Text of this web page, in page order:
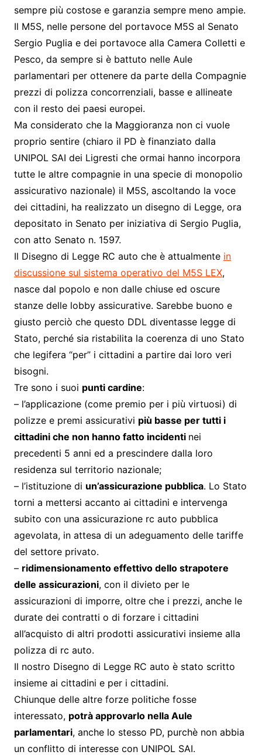
sempre più costose e garanzia sempre meno ampie.
Il M5S, nelle persone del portavoce M5S al Senato
Sergio Puglia e dei portavoce alla Camera Colletti e
Pesco, da sempre si è battuto nelle Aule
parlamentari per ottenere da parte della Compagnie
prezzi di polizza concorrenziali, basse e allineate
con il resto dei paesi europei.
Ma considerato che la Maggioranza non ci vuole
proprio sentire (chiaro il PD è finanziato dalla
UNIPOL SAI dei Ligresti che ormai hanno incorpora
tutte le altre compagnie in una specie di monopolio
assicurativo nazionale) il M5S, ascoltando la voce
dei cittadini, ha realizzato un disegno di Legge, ora
depositato in Senato per iniziativa di Sergio Puglia,
con atto Senato n. 1597.
Il Disegno di Legge RC auto che è attualmente in
discussione sul sistema operativo del M5S LEX,
nasce dal popolo e non dalle chiuse ed oscure
stanze delle lobby assicurative. Sarebbe buono e
giusto perciò che questo DDL diventasse legge di
Stato, perché sia ristabilita la coerenza di uno Stato
che legifera “per” i cittadini a partire dai loro veri
bisogni.
Tre sono i suoi punti cardine:
– l’applicazione (come premio per i più virtuosi) di
polizze e premi assicurativi più basse per tutti i
cittadini che non hanno fatto incidenti nei
precedenti 5 anni ed a prescindere dalla loro
residenza sul territorio nazionale;
– l’istituzione di un’assicurazione pubblica. Lo Stato
torni a mettersi accanto ai cittadini e intervenga
subito con una assicurazione rc auto pubblica
agevolata, in attesa di un adeguamento delle tariffe
del settore privato.
– ridimensionamento effettivo dello strapotere
delle assicurazioni, con il divieto per le
assicurazioni di imporre, oltre che i prezzi, anche le
durate dei contratti o di forzare i cittadini
all’acquisto di altri prodotti assicurativi insieme alla
polizza di rc auto.
Il nostro Disegno di Legge RC auto è stato scritto
insieme ai cittadini e per i cittadini.
Chiunque delle altre forze politiche fosse
interessato, potrà approvarlo nella Aule
parlamentari, anche lo stesso PD, purchè non abbia
un conflitto di interesse con UNIPOL SAI.